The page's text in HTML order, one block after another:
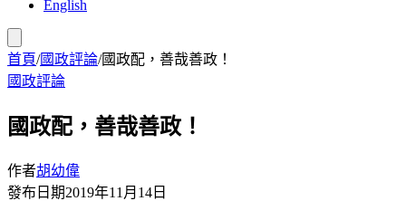
English
首頁/國政評論/國政配，善哉善政！
國政評論
國政配，善哉善政！
作者胡幼偉
發布日期2019年11月14日